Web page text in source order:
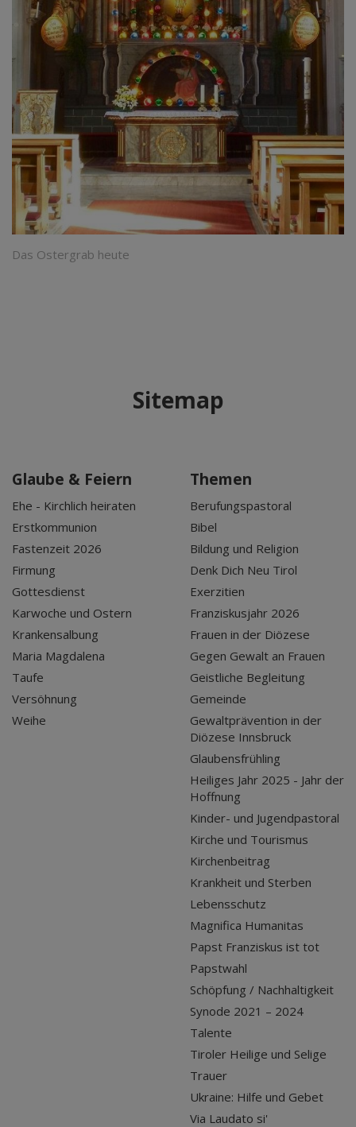
Das Ostergrab heute
Sitemap
Glaube & Feiern
Ehe - Kirchlich heiraten
Erstkommunion
Fastenzeit 2026
Firmung
Gottesdienst
Karwoche und Ostern
Krankensalbung
Maria Magdalena
Taufe
Versöhnung
Weihe
Themen
Berufungspastoral
Bibel
Bildung und Religion
Denk Dich Neu Tirol
Exerzitien
Franziskusjahr 2026
Frauen in der Diözese
Gegen Gewalt an Frauen
Geistliche Begleitung
Gemeinde
Gewaltprävention in der
Diözese Innsbruck
Glaubensfrühling
Heiliges Jahr 2025 - Jahr der
Hoffnung
Kinder- und Jugendpastoral
Kirche und Tourismus
Kirchenbeitrag
Krankheit und Sterben
Lebensschutz
Magnifica Humanitas
Papst Franziskus ist tot
Papstwahl
Schöpfung / Nachhaltigkeit
Synode 2021 – 2024
Talente
Tiroler Heilige und Selige
Trauer
Ukraine: Hilfe und Gebet
Via Laudato si'